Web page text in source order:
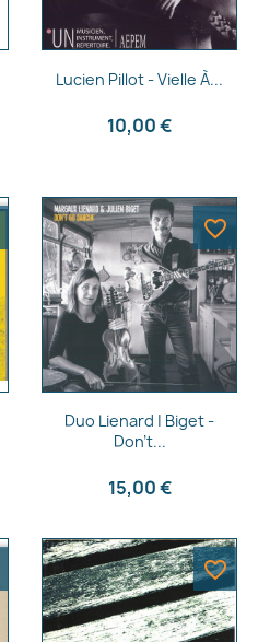
Aperçu rapide
Lucien Pillot - Vielle À...
10,00 €
Aperçu rapide
Duo Lienard | Biget -
Don't...
15,00 €
favorite_border
favorite_border